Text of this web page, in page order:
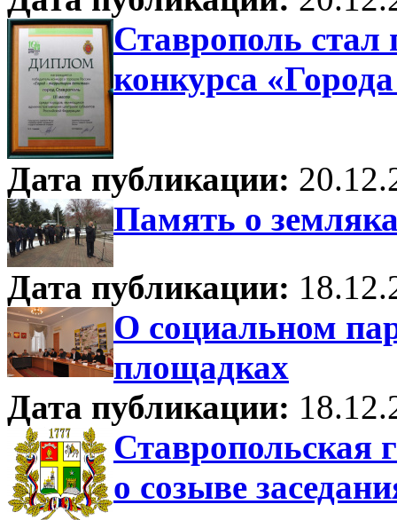
Ставрополь стал
конкурса
Дата публикации:
Память о
Дата публикации:
О социальном
площадках
Дата публикации:
Ставропольская
о созыве